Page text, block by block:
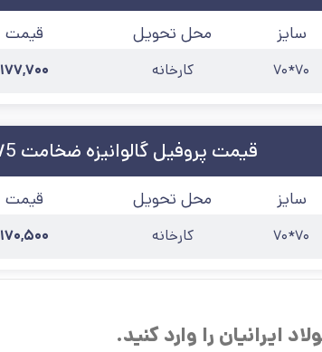
سایز محل تحویل قیمت
۷۰*۷۰ کارخانه ۱۷۷,۷۰۰
قیمت پروفیل گالوانیزه ضخامت 2/5
سایز محل تحویل قیمت
۷۰*۷۰ کارخانه ۱۷۰,۵۰۰
ایرانیان را وارد کنید.